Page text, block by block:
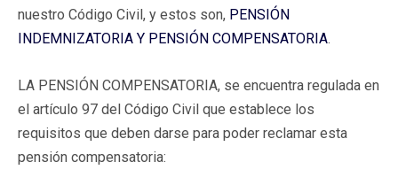
nuestro Código Civil, y estos son, PENSIÓN
INDEMNIZATORIA Y PENSIÓN COMPENSATORIA.
LA PENSIÓN COMPENSATORIA, se encuentra regulada en
el artículo 97 del Código Civil que establece los
requisitos que deben darse para poder reclamar esta
pensión compensatoria: